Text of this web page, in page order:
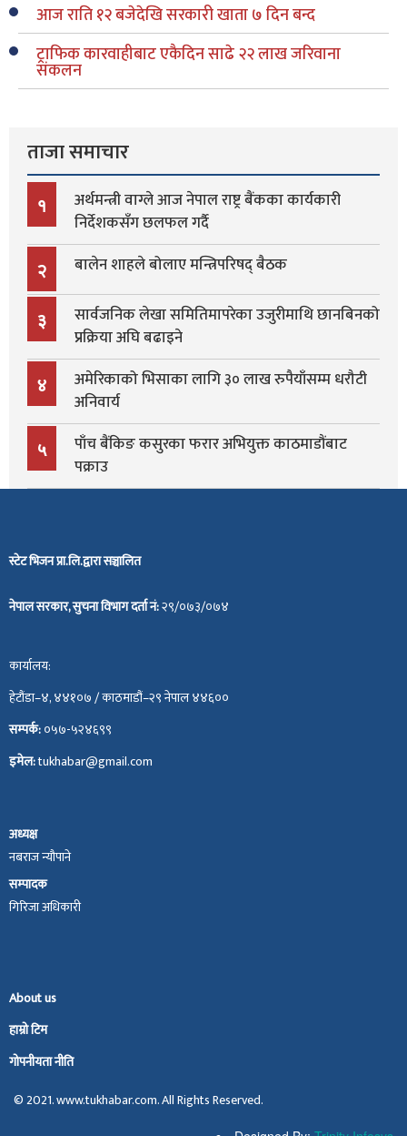
आज राति १२ बजेदेखि सरकारी खाता ७ दिन बन्द
ट्राफिक कारवाहीबाट एकैदिन साढे २२ लाख जरिवाना
संकलन
ताजा समाचार
१
अर्थमन्त्री वाग्ले आज नेपाल राष्ट्र बैंकका कार्यकारी
निर्देशकसँग छलफल गर्दै
२ बालेन शाहले बोलाए मन्त्रिपरिषद् बैठक
३
सार्वजनिक लेखा समितिमापरेका उजुरीमाथि छानबिनको
प्रक्रिया अघि बढाइने
४
अमेरिकाको भिसाका लागि ३० लाख रुपैयाँसम्म धरौटी
अनिवार्य
५
पाँच बैंकिङ कसुरका फरार अभियुक्त काठमाडौंबाट
पक्राउ
स्टेट भिजन प्रा.लि.द्वारा सञ्चालित
नेपाल सरकार, सुचना विभाग दर्ता नं:२९/०७३/०७४
कार्यालय:
हेटौंडा–४, ४४१०७ / काठमाडौं–२९ नेपाल ४४६००
सम्पर्क:०५७-५२४६९९
इमेल:tukhabar@gmail.com
अध्यक्ष
नबराज न्यौपाने
सम्पादक
गिरिजा अधिकारी
About us
हाम्रो टिम
गोपनीयता नीति
© 2021. www.tukhabar.com. All Rights Reserved.